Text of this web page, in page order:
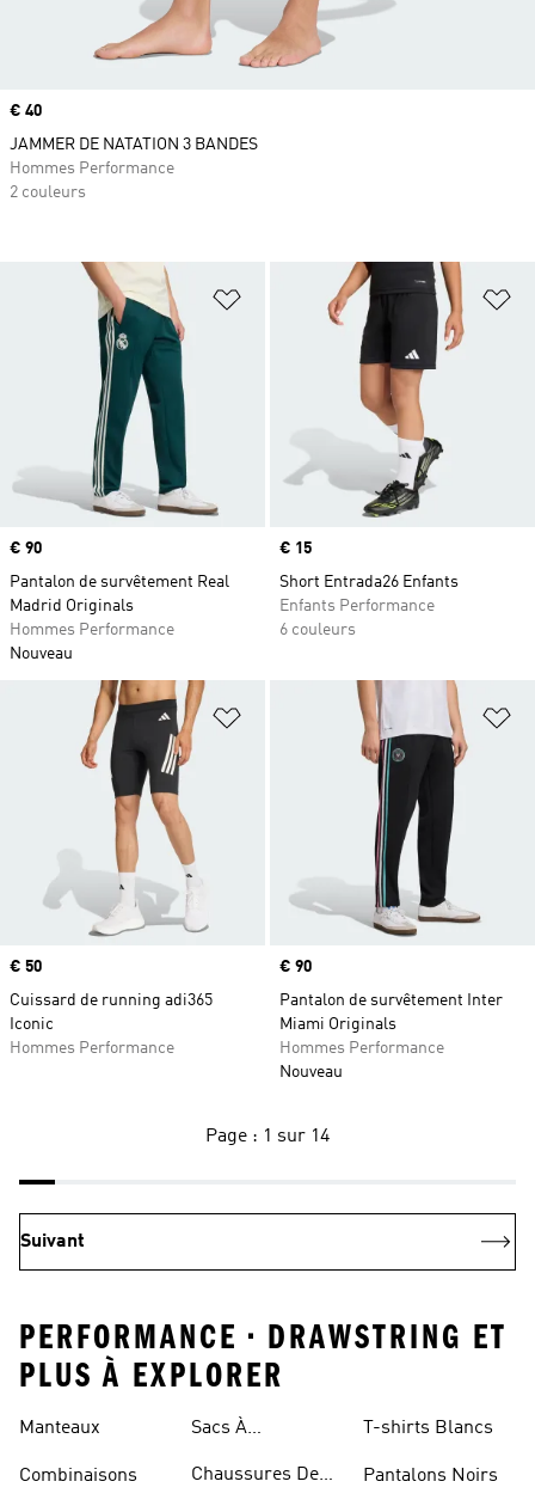
Ajouter à la Liste de produits
Prix
€ 90
Pantalon de survêtement Real
Madrid Originals
Hommes Performance
Nouveau
Prix
€ 15
Short Entrada26 Enfants
Enfants Performance
6 couleurs
Ajouter à la Liste de produits
Prix
€ 50
Cuissard de running adi365
Iconic
Hommes Performance
Prix
€ 90
Pantalon de survêtement Inter
Miami Originals
Hommes Performance
Nouveau
Prix
€ 40
JAMMER DE NATATION 3 BANDES
Hommes Performance
2 couleurs
Page : 1 sur 14
Suivant
PERFORMANCE • DRAWSTRING ET
PLUS À EXPLORER
Manteaux
Combinaisons
Sacs À
Chaussures De
T-shirts Blancs
Pantalons Noirs